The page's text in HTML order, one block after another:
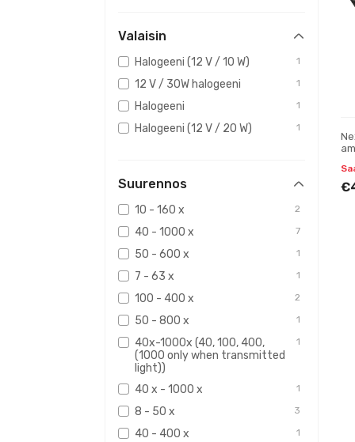
Valaisin
Halogeeni (12 V / 10 W) 1
12 V / 30W halogeeni 1
Halogeeni 1
Halogeeni (12 V / 20 W) 1
Suurennos
10 - 160 x 2
40 - 1000 x 7
50 - 600 x 1
7 - 63 x 1
100 - 400 x 2
50 - 800 x 1
40x-1000x (40, 100, 400,
(1000 only when transmitted
light))
1
40 x - 1000 x 1
8 - 50 x 3
40 - 400 x 1